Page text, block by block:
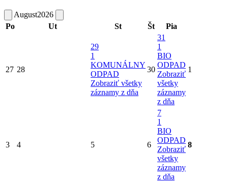
August2026
Po
Ut St Št Pia
27 28
29
1
KOMUNÁLNY
ODPAD
Zobraziť všetky
záznamy z dňa
30
31
1
BIO
ODPAD
Zobraziť
všetky
záznamy
z dňa
1
3 4 5 6
7
1
BIO
ODPAD
Zobraziť
všetky
záznamy
z dňa
8